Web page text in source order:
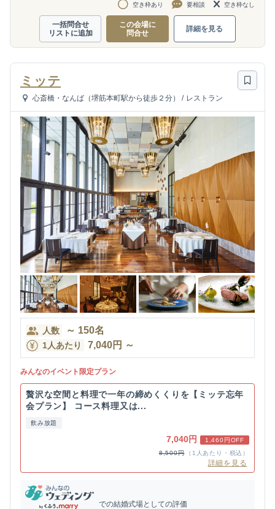
空き枠あり 要相談 空き枠なし
一括問合せ
リストに追加
この会場に
問合せ
詳細を見る
ミッテ
心斎橋・なんば（堺筋本町駅から徒歩２分） / レストラン
人数 ～ 150名
1人あたり 7,040円 ～
みんなのイベント限定プラン
贅沢な空間と料理で一年の締めくくりを【ミッテ忘年
会プラン】 コース料理又は...
飲み放題
7,040円
1,460円OFF
8,500円
（1人あたり・税込）
詳細を見る
での結婚式場としての評価